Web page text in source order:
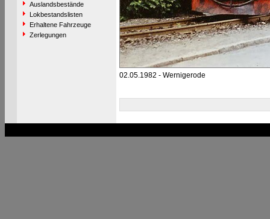
Auslandsbestände
Lokbestandslisten
Erhaltene Fahrzeuge
Zerlegungen
02.05.1982 - Wernigerode